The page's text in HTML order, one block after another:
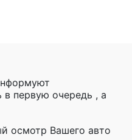
первую очередь , а
осмотр Вашего авто